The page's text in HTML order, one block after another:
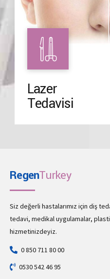
Lazer
Tedavisi
RegenTurkey
Siz değerli hastalarımız için diş
tedavi, medikal uygulamalar,
hizmetinizdeyiz.
0 850 711 80 00
0530 542 46 95